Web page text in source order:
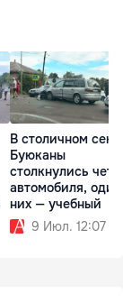
В столичном
Буюканы
столкнулись
автомобиля,
них — учебный
9 Июл. 12:07